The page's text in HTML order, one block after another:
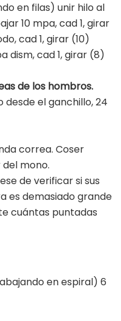
en filas) unir hilo al
10 mpa, cad 1, girar
cad 1, girar (10)
dism, cad 1, girar (8)
de los hombros.
desde el ganchillo, 24
correa. Coser
mono.
de verificar si sus
es demasiado grande
cuántas puntadas
en espiral) 6